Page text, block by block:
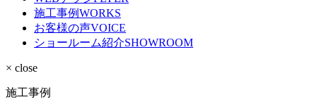
施工事例WORKS
お客様の声VOICE
ショールーム紹介SHOWROOM
× close
施工事例